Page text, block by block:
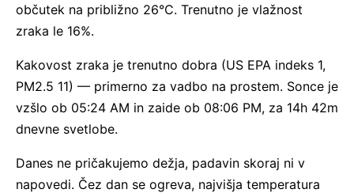
občutek na približno 26°C. Trenutno je vlažnost
zraka le 16%.
Kakovost zraka je trenutno dobra (US EPA indeks 1,
PM2.5 11) — primerno za vadbo na prostem. Sonce je
vzšlo ob 05:24 AM in zaide ob 08:06 PM, za 14h 42m
dnevne svetlobe.
Danes ne pričakujemo dežja, padavin skoraj ni v
napovedi. Čez dan se ogreva, najvišja temperatura